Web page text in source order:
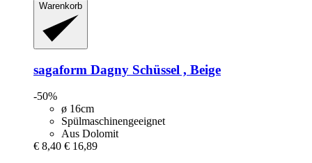
Warenkorb
sagaform Dagny Schüssel , Beige
-50%
ø 16cm
Spülmaschinengeeignet
Aus Dolomit
€ 8,40 € 16,89